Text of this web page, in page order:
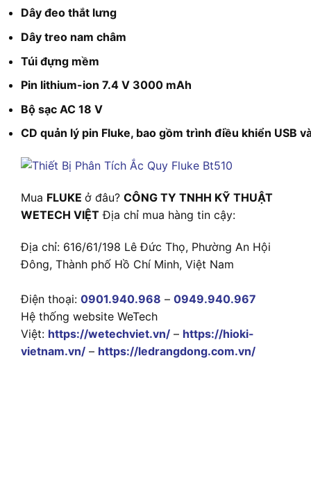
Dây đeo thắt lưng
Dây treo nam châm
Túi đựng mềm
Pin lithium-ion 7.4 V 3000 mAh
Bộ sạc AC 18 V
CD quản lý pin Fluke, bao gồm trình điều khiển USB
Mua FLUKE ở đâu? CÔNG TY TNHH KỸ THUẬT
WETECH VIỆT Địa chỉ mua hàng tin cậy:
Địa chỉ: 616/61/198 Lê Đức Thọ, Phường An Hội
Đông, Thành phố Hồ Chí Minh, Việt Nam
Điện thoại: 0901.940.968 – 0949.940.967
Hệ thống website WeTech
Việt: https://wetechviet.vn/ – https://hioki-
vietnam.vn/ – https://ledrangdong.com.vn/